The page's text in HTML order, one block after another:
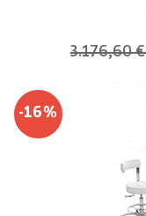
3.176,60
-16%